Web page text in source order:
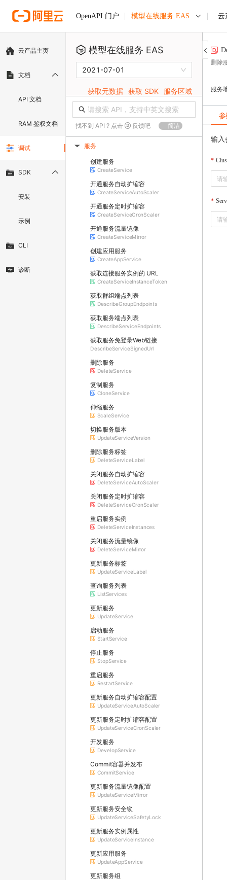
OpenAPI 门户 模型在线服务 EAS 云
云产品主页
文档
API 文档
RAM 鉴权文档
调试
SDK
安装
示例
CLI
诊断
模型在线服务 EAS
2021-07-01
获取元数据 获取 SDK 服务区域
找不到 API ? 点击 反馈吧 简洁
▶ 服务
创建服务
CreateService
开通服务自动扩缩容
CreateServiceAutoScaler
开通服务定时扩缩容
CreateServiceCronScaler
开通服务流量镜像
CreateServiceMirror
创建应用服务
CreateAppService
获取连接服务实例的 URL
CreateServiceInstanceToken
获取群组端点列表
DescribeGroupEndpoints
获取服务端点列表
DescribeServiceEndpoints
获取服务免登录Web链接
DescribeServiceSignedUrl
删除服务
DeleteService
复制服务
CloneService
伸缩服务
ScaleService
切换服务版本
UpdateServiceVersion
删除服务标签
DeleteServiceLabel
关闭服务自动扩缩容
DeleteServiceAutoScaler
关闭服务定时扩缩容
DeleteServiceCronScaler
重启服务实例
DeleteServiceInstances
关闭服务流量镜像
DeleteServiceMirror
更新服务标签
UpdateServiceLabel
查询服务列表
ListServices
更新服务
UpdateService
启动服务
StartService
停止服务
StopService
重启服务
RestartService
更新服务自动扩缩容配置
UpdateServiceAutoScaler
更新服务定时扩缩容配置
UpdateServiceCronScaler
开发服务
DevelopService
Commit容器并发布
CommitService
更新服务流量镜像配置
UpdateServiceMirror
更新服务安全锁
UpdateServiceSafetyLock
更新服务实例属性
UpdateServiceInstance
更新应用服务
UpdateAppService
更新服务组
删除
服务
输入